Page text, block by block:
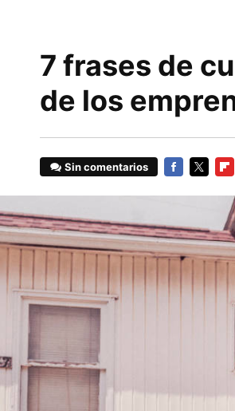
7 frases de
de los
Sin comentarios